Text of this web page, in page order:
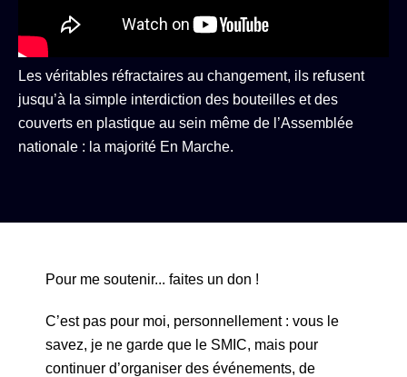
Les véritables réfractaires au changement, ils refusent
jusqu’à la simple interdiction des bouteilles et des
couverts en plastique au sein même de l’Assemblée
nationale : la majorité En Marche.
Pour me soutenir... faites un don !
C’est pas pour moi, personnellement : vous le
savez, je ne garde que le SMIC, mais pour
continuer d’organiser des événements, de